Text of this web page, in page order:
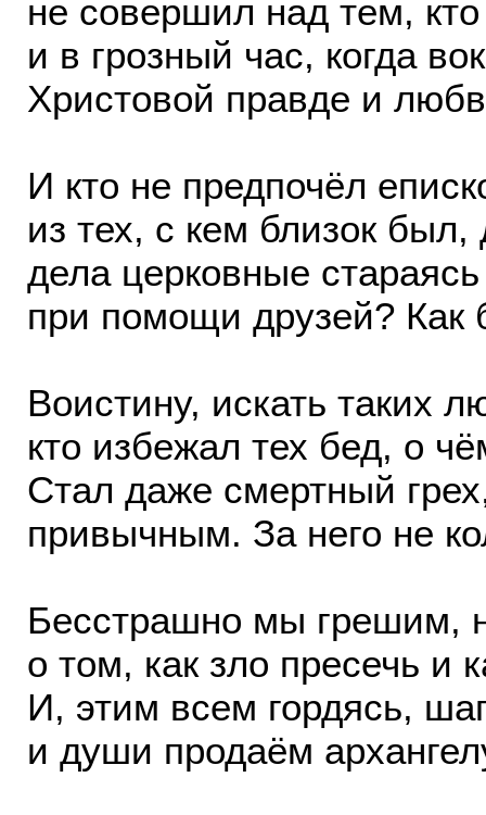
не совершил над тем,
и в грозный час, когда
Христовой правде и
И кто не предпочёл
из тех, с кем близок
дела церковные стараясь
при помощи друзей? Как
Воистину, искать таких
кто избежал тех бед, о
Стал даже смертный
привычным. За него не
Бесстрашно мы грешим,
о том, как зло пресечь и
И, этим всем гордясь,
и души продаём